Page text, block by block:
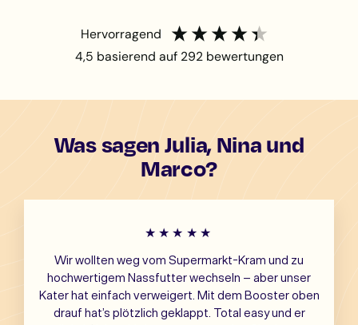
hervorragend
4,5 basierend auf 292bewertungen
Was sagen Julia, Nina und
Marco?
★★★★★
Wir wollten weg vom Supermarkt-Kram und zu
hochwertigem Nassfutter wechseln – aber unser
Kater hat einfach verweigert. Mit dem Booster oben
drauf hat’s plötzlich geklappt. Total easy und er